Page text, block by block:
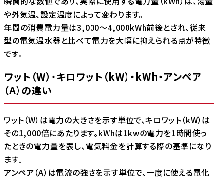
や外気温、設定温度によって変わります。
年間の消費電力量は3,000～4,000kWh前後とされ、従来
型の電気温水器と比べて電力を大幅に抑えられる点が特徴
です。
ワット（W）・キロワット（kW）・kWh・アンペア
（A）の違い
ワット（W）は電力の大きさを示す単位で、キロワット（kW）は
その1,000倍にあたります。kWhは1kwの電力を1時間使っ
たときの電力量を表し、電気料金を計算する際の基準になり
ます。
アンペア（A）は電流の強さを示す単位で、一度に使える電化